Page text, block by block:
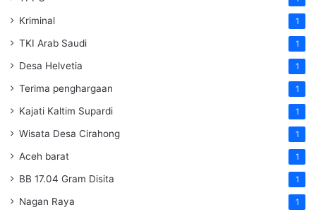
Kriminal 1
TKI Arab Saudi 1
Desa Helvetia 1
Terima penghargaan 1
Kajati Kaltim Supardi 1
Wisata Desa Cirahong 1
Aceh barat 1
BB 17.04 Gram Disita 1
Nagan Raya 1